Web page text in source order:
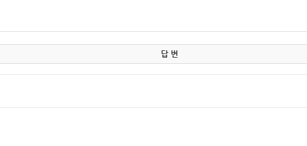
답 변